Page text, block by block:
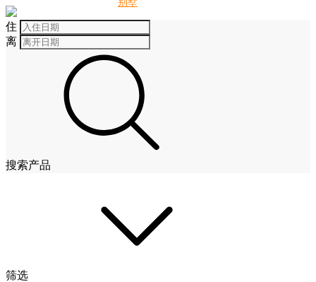
住
离
搜索产品
筛选